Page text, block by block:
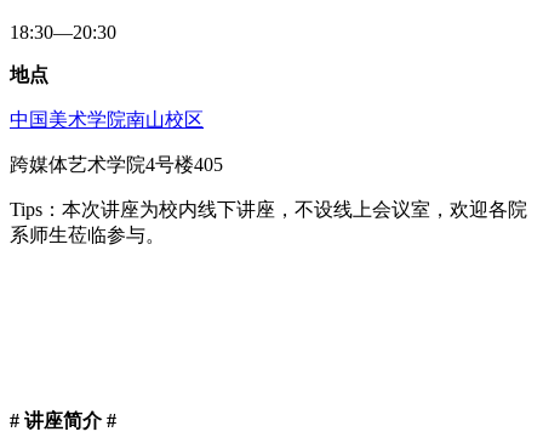
18:30—20:30
地点
中国美术学院南山校区
跨媒体艺术学院4号楼405
Tips：本次讲座为校内线下讲座，不设线上会议室，欢迎各院
系师生莅临参与。
# 讲座简介 #